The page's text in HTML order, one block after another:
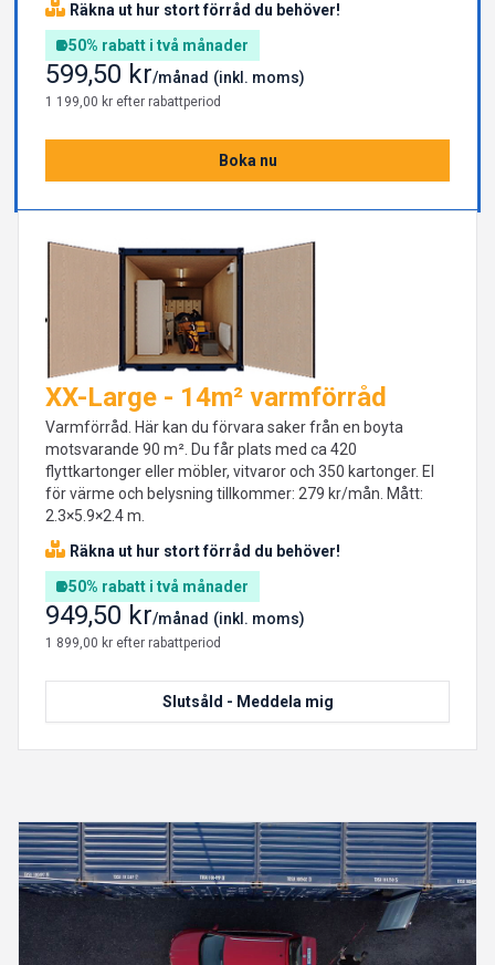
Räkna ut hur stort förråd du behöver!
50% rabatt i två månader
Boka nu
599,50 kr/månad (inkl. moms)
1 199,00 kr efter rabattperiod
XX-Large - 14m² varmförråd
Varmförråd. Här kan du förvara saker från en boyta
motsvarande 90 m². Du får plats med ca 420
flyttkartonger eller möbler, vitvaror och 350 kartonger. El
för värme och belysning tillkommer: 279 kr/mån. Mått:
2.3×5.9×2.4 m.
Räkna ut hur stort förråd du behöver!
50% rabatt i två månader
Slutsåld - Meddela mig
949,50 kr/månad (inkl. moms)
1 899,00 kr efter rabattperiod